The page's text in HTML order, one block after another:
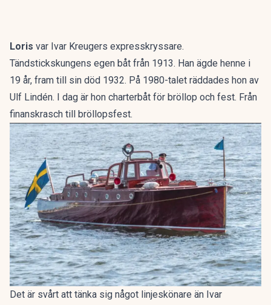
Loris var Ivar Kreugers expresskryssare.
Tändstickskungens egen båt från 1913. Han ägde henne i
19 år, fram till sin död 1932. På 1980-talet räddades hon av
Ulf Lindén. I dag är hon charterbåt för bröllop och fest. Från
finanskrasch till bröllopsfest.
Det är svårt att tänka sig något linjeskönare än Ivar